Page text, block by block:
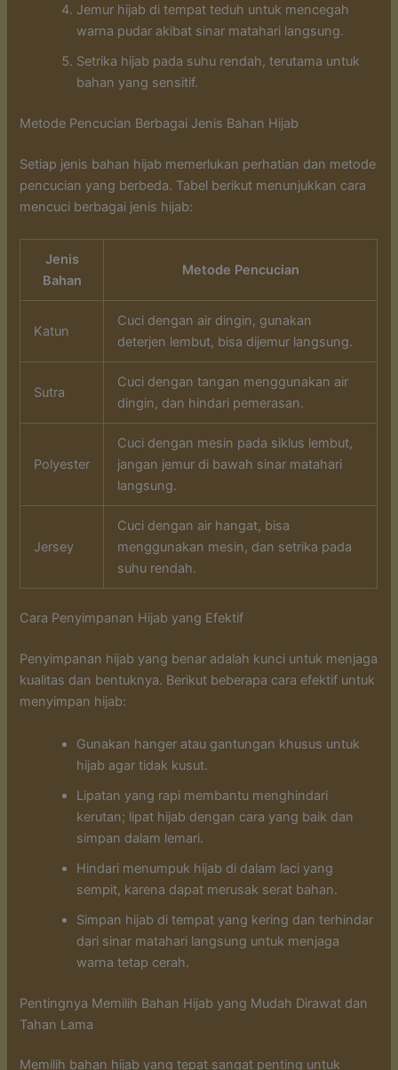
Jemur hijab di tempat teduh untuk mencegah
warna pudar akibat sinar matahari langsung.
Setrika hijab pada suhu rendah, terutama untuk
bahan yang sensitif.
Metode Pencucian Berbagai Jenis Bahan Hijab
Setiap jenis bahan hijab memerlukan perhatian dan metode
pencucian yang berbeda. Tabel berikut menunjukkan cara
mencuci berbagai jenis hijab:
Jenis
Bahan
Metode Pencucian
Katun
Cuci dengan air dingin, gunakan
deterjen lembut, bisa dijemur langsung.
Sutra
Cuci dengan tangan menggunakan air
dingin, dan hindari pemerasan.
Polyester
Cuci dengan mesin pada siklus lembut,
jangan jemur di bawah sinar matahari
langsung.
Jersey
Cuci dengan air hangat, bisa
menggunakan mesin, dan setrika pada
suhu rendah.
Cara Penyimpanan Hijab yang Efektif
Penyimpanan hijab yang benar adalah kunci untuk menjaga
kualitas dan bentuknya. Berikut beberapa cara efektif untuk
menyimpan hijab:
Gunakan hanger atau gantungan khusus untuk
hijab agar tidak kusut.
Lipatan yang rapi membantu menghindari
kerutan; lipat hijab dengan cara yang baik dan
simpan dalam lemari.
Hindari menumpuk hijab di dalam laci yang
sempit, karena dapat merusak serat bahan.
Simpan hijab di tempat yang kering dan terhindar
dari sinar matahari langsung untuk menjaga
warna tetap cerah.
Pentingnya Memilih Bahan Hijab yang Mudah Dirawat dan
Tahan Lama
Memilih bahan hijab yang tepat sangat penting untuk